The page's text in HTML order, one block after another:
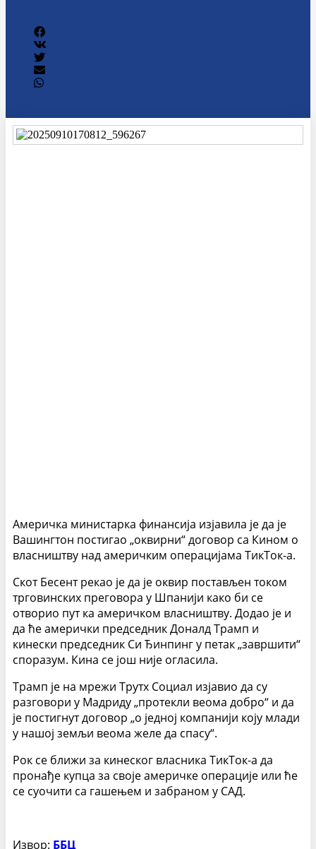
Америчка министарка финансија изјавила је да је
Вашингтон постигао „оквирни“ договор са Кином о
власништву над америчким операцијама ТикТок-а.
Скот Бесент рекао је да је оквир постављен током
трговинских преговора у Шпанији како би се
отворио пут ка америчком власништву. Додао је и
да ће амерички председник Доналд Трамп и
кинески председник Си Ђинпинг у петак „завршити“
споразум. Кина се још није огласила.
Трамп је на мрежи Трутх Социал изјавио да су
разговори у Мадриду „протекли веома добро“ и да
је постигнут договор „о једној компанији коју млади
у нашој земљи веома желе да спасу“.
Рок се ближи за кинеског власника ТикТок-а да
пронађе купца за своје америчке операције или ће
се суочити са гашењем и забраном у САД.
Извор: ББЦ